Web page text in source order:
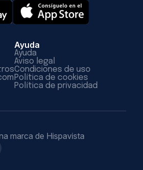
Ayuda
Ayuda
Aviso legal
Condiciones de uso
Política de cookies
Política de privacidad
marca de Hispavista